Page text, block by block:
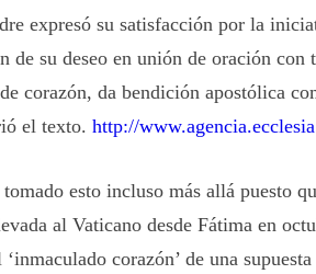
expresó su satisfacción por la
de su deseo en unión de oración con
corazón, da bendición apostólica
el texto. http://
esto incluso más allá puesto
al Vaticano desde Fátima en
corazón’ de una